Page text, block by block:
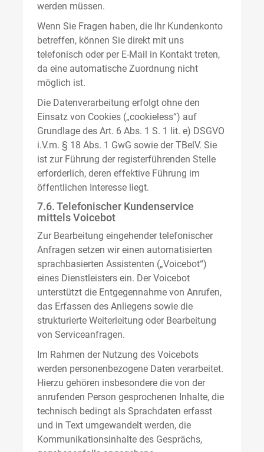
werden müssen.
Wenn Sie Fragen haben, die Ihr Kundenkonto
betreffen, können Sie direkt mit uns
telefonisch oder per E-Mail in Kontakt treten,
da eine automatische Zuordnung nicht
möglich ist.
Die Datenverarbeitung erfolgt ohne den
Einsatz von Cookies („cookieless“) auf
Grundlage des Art. 6 Abs. 1 S. 1 lit. e) DSGVO
i.V.m. § 18 Abs. 1 GwG sowie der TBelV. Sie
ist zur Führung der registerführenden Stelle
erforderlich, deren effektive Führung im
öffentlichen Interesse liegt.
7.6. Telefonischer Kundenservice
mittels Voicebot
Zur Bearbeitung eingehender telefonischer
Anfragen setzen wir einen automatisierten
sprachbasierten Assistenten („Voicebot“)
eines Dienstleisters ein. Der Voicebot
unterstützt die Entgegennahme von Anrufen,
das Erfassen des Anliegens sowie die
strukturierte Weiterleitung oder Bearbeitung
von Serviceanfragen.
Im Rahmen der Nutzung des Voicebots
werden personenbezogene Daten verarbeitet.
Hierzu gehören insbesondere die von der
anrufenden Person gesprochenen Inhalte, die
technisch bedingt als Sprachdaten erfasst
und in Text umgewandelt werden, die
Kommunikationsinhalte des Gesprächs,